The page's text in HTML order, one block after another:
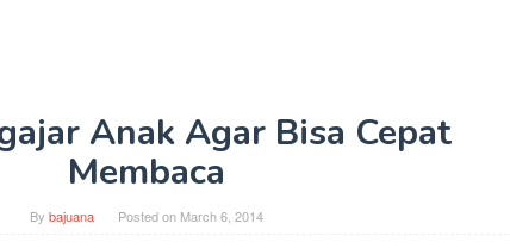
Anak Agar Bisa Cepat
Membaca
By bajuana Posted on March 6, 2014